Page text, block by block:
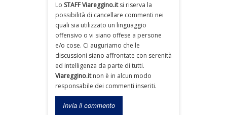
Lo STAFF Viareggino.itsi riserva la
possibilità di cancellare commenti nei
quali sia utilizzato un linguaggio
offensivo o vi siano offese a persone
e/o cose. Ci auguriamo che le
discussioni siano affrontate con serenità
ed intelligenza da parte di tutti.
Viareggino.itnon è in alcun modo
responsabile dei commenti inseriti.